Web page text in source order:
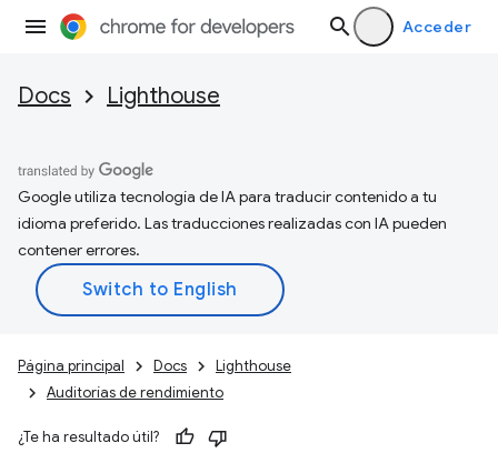
Acceder
Docs Lighthouse
Google utiliza tecnología de IA para traducir contenido a tu
idioma preferido. Las traducciones realizadas con IA pueden
contener errores.
Página principal Docs
Lighthouse
Auditorías de rendimiento
¿Te ha resultado útil?